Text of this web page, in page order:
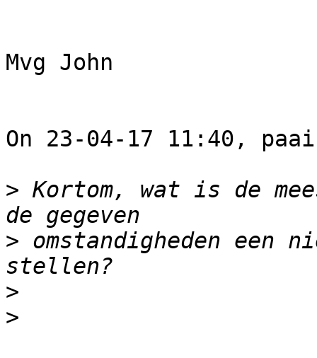
Mvg John
On 23-04-17 11:40,
> Kortom, wat is de
> omstandigheden een
>
>